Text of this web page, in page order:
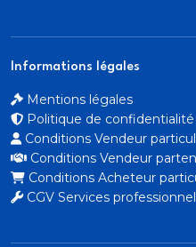
Informations légales
Mentions légales
Politique de confidentialité
Conditions Vendeur
Conditions Vendeur
Conditions Acheteur
CGV Services